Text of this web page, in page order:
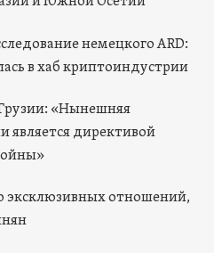
немецкого ARD:
в хаб криптоиндустрии
«Нынешняя
является директивой
эксклюзивных отношений,